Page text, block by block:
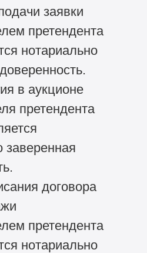
заявки
претендента
нотариально
в аукционе
претендента
заверенная
договора
претендента
нотариально